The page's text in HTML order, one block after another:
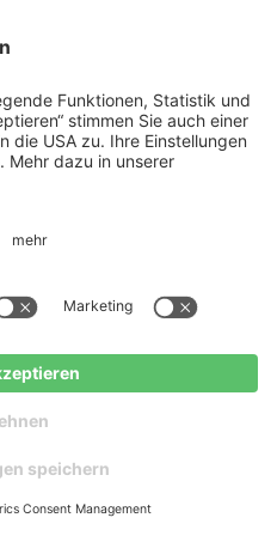
Kostenloser
Diese analysieren
und erstellen individuelle
und kostenfrei
wie Schallschutz und
37.000 erfolgreichen
LESEN